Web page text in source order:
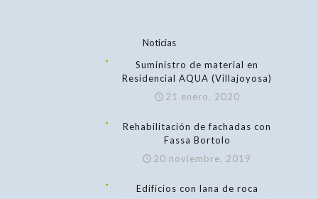
Noticias
Suministro de material en
Residencial AQUA (Villajoyosa)
21 enero, 2020
Rehabilitación de fachadas con
Fassa Bortolo
20 noviembre, 2019
Edificios con lana de roca